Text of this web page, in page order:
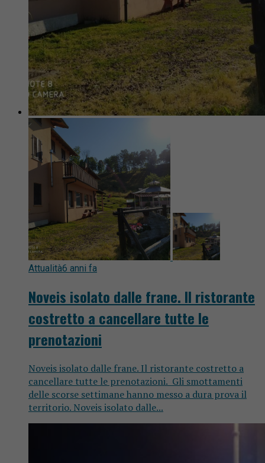
Attualità6 anni fa
Noveis isolato dalle frane. Il ristorante
costretto a cancellare tutte le
prenotazioni
Noveis isolato dalle frane. Il ristorante costretto a
cancellare tutte le prenotazioni. Gli smottamenti
delle scorse settimane hanno messo a dura prova il
territorio. Noveis isolato dalle...